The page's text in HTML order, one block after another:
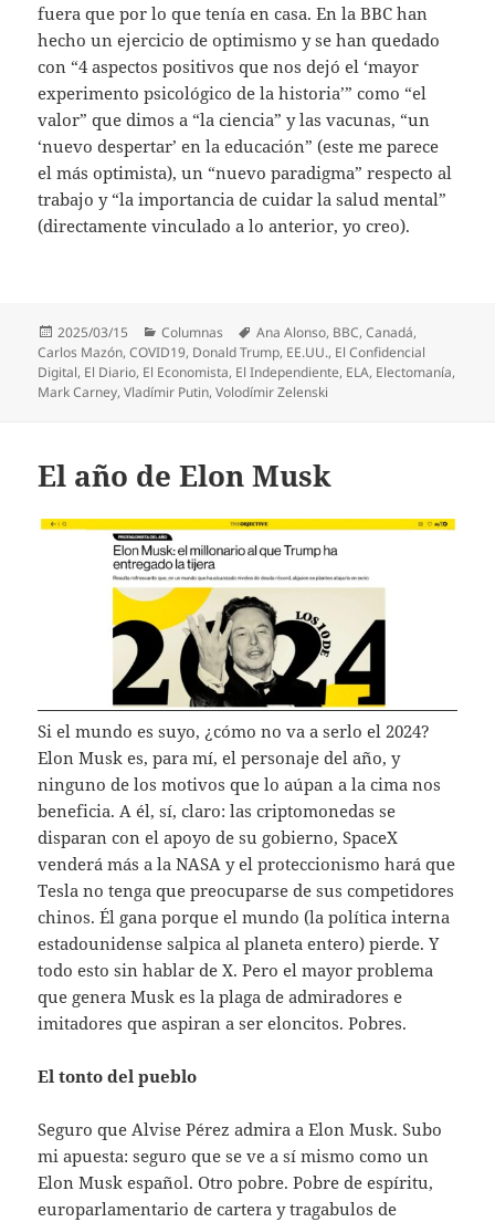
fuera que por lo que tenía en casa. En la BBC han
hecho un ejercicio de optimismo y se han quedado
con “4 aspectos positivos que nos dejó el ‘mayor
experimento psicológico de la historia’” como “el
valor” que dimos a “la ciencia” y las vacunas, “un
‘nuevo despertar’ en la educación” (este me parece
el más optimista), un “nuevo paradigma” respecto al
trabajo y “la importancia de cuidar la salud mental”
(directamente vinculado a lo anterior, yo creo).
Publicado
el
2025/03/15 Categorías
Columnas Etiquetas
Ana Alonso, BBC,Canadá,
Carlos Mazón,COVID19, Donald Trump, EE.UU., El Confidencial
Digital, El Diario, El Economista, El Independiente, ELA, Electomanía,
Mark Carney,Vladímir Putin,Volodímir Zelenski
El año de Elon Musk
Si el mundo es suyo, ¿cómo no va a serlo el 2024?
Elon Musk es, para mí, el personaje del año, y
ninguno de los motivos que lo aúpan a la cima nos
beneficia. A él, sí, claro: las criptomonedas se
disparan con el apoyo de su gobierno, SpaceX
venderá más a la NASA y el proteccionismo hará que
Tesla no tenga que preocuparse de sus competidores
chinos. Él gana porque el mundo (la política interna
estadounidense salpica al planeta entero) pierde. Y
todo esto sin hablar de X. Pero el mayor problema
que genera Musk es la plaga de admiradores e
imitadores que aspiran a ser eloncitos. Pobres.
El tonto del pueblo
Seguro que Alvise Pérez admira a Elon Musk. Subo
mi apuesta: seguro que se ve a sí mismo como un
Elon Musk español. Otro pobre. Pobre de espíritu,
europarlamentario de cartera y tragabulos de